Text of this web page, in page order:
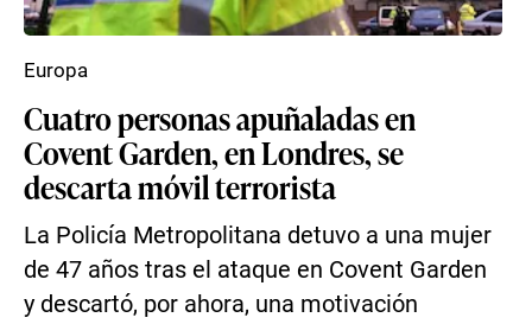
Cuatro personas apuñaladas en
Covent Garden, en Londres, se
descarta móvil terrorista
La Policía Metropolitana detuvo a una mujer
de 47 años tras el ataque en Covent Garden
y descartó, por ahora, una motivación
Europa